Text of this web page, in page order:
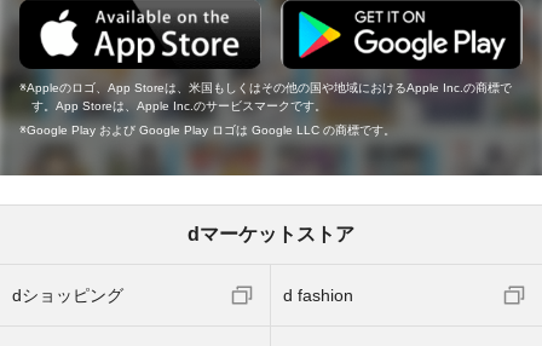
Appleのロゴ、App Storeは、米国もしくはその他の国や地域におけるApple Inc.の商標で
す。App Storeは、Apple Inc.のサービスマークです。
Google Play および Google Play ロゴは Google LLC の商標です。
dマーケットストア
dショッピング d fashion